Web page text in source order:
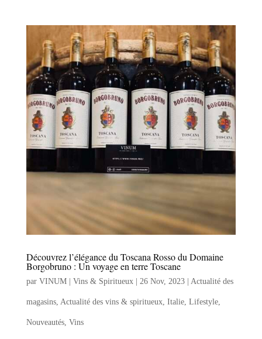
Découvrez l’élégance du Toscana Rosso du Domaine
Borgobruno : Un voyage en terre Toscane
par VINUM | Vins & Spiritueux| 26 Nov, 2023| Actualité des
magasins, Actualité des vins & spiritueux, Italie, Lifestyle,
Nouveautés, Vins